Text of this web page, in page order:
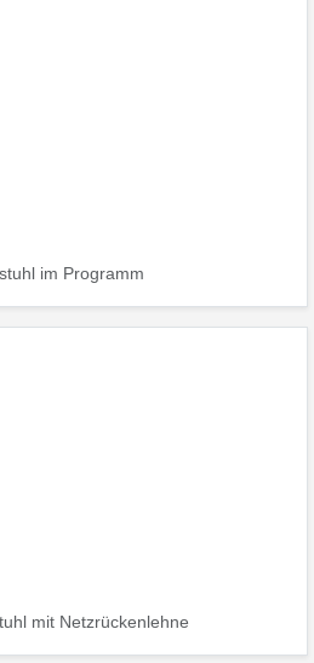
im Programm
mit Netzrückenlehne